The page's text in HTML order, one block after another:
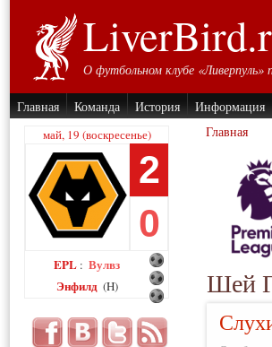
О футбольном клубе «Ливерпуль»
Главная Команда История Информация
май, 19 (воскресенье)
2
0
EPL : Вулвз
Энфилд (H)
Главная
Шей